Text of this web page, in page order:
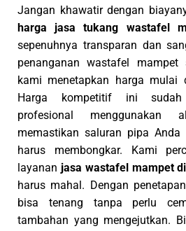
Jangan khawatir dengan
harga jasa tukang wastafel
sepenuhnya transparan dan
penanganan wastafel
kami menetapkan harga mulai
Harga kompetitif ini sudah
profesional menggunakan
memastikan saluran pipa
harus membongkar. Kami
layanan jasa wastafel mampet
harus mahal. Dengan
bisa tenang tanpa perlu
tambahan yang mengejutkan.